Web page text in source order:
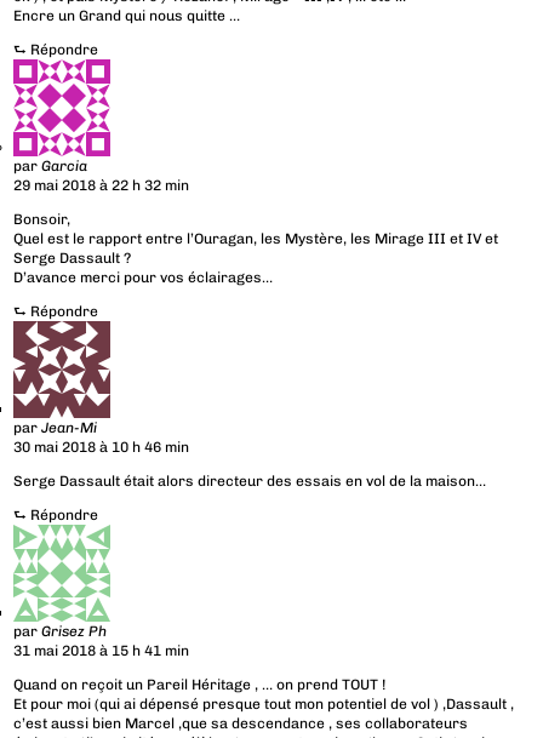
Encre un Grand qui nous quitte …
⮑ Répondre
parGarcia
29 mai 2018 à 22 h 32 min
Bonsoir,
Quel est le rapport entre l’Ouragan, les Mystère, les Mirage III et IV et
Serge Dassault ?
D’avance merci pour vos éclairages…
⮑ Répondre
parJean-Mi
30 mai 2018 à 10 h 46 min
Serge Dassault était alors directeur des essais en vol de la maison…
⮑ Répondre
parGrisez Ph
31 mai 2018 à 15 h 41 min
Quand on reçoit un Pareil Héritage , … on prend TOUT !
Et pour moi (qui ai dépensé presque tout mon potentiel de vol ) ,Dassault ,
c’est aussi bien Marcel ,que sa descendance , ses collaborateurs